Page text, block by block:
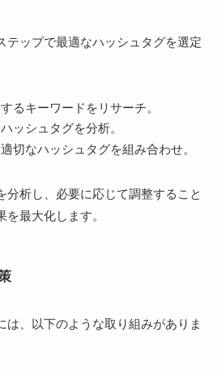
テップで最適なハッシュタグを選定
るキーワードをリサーチ。
ッシュタグを分析。
切なハッシュタグを組み合わせ。
分析し、必要に応じて調整すること
最大化します。
は、以下のような取り組みがありま